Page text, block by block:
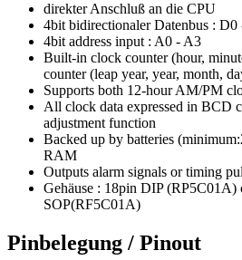
direkter Anschluß an die CPU
4bit bidirectionaler Datenbus : D0
4bit address input : A0 - A3
Built-in clock counter (hour,
counter (leap year, year, month,
Supports both 12-hour AM/PM
All clock data expressed in BCD
adjustment function
Backed up by batteries
RAM
Outputs alarm signals or timing
Gehäuse : 18pin DIP (RP5C01A)
SOP(RF5C01A)
Pinbelegung / Pinout